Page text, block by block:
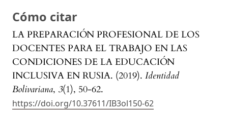
Cómo citar
LA PREPARACIÓN PROFESIONAL DE LOS
DOCENTES PARA EL TRABAJO EN LAS
CONDICIONES DE LA EDUCACIÓN
INCLUSIVA EN RUSIA. (2019). Identidad
Bolivariana, 3(1), 50-62.
https://doi.org/10.37611/IB3ol150-62